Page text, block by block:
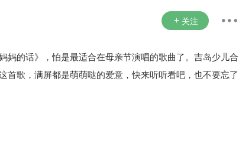
关注
妈的话》，怕是最适合在母亲节演唱的歌曲了。吉岛少儿合
首歌，满屏都是萌萌哒的爱意，快来听听看吧，也不要忘了